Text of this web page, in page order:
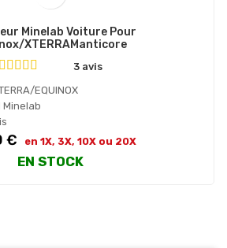
Minelab Voiture Pour
XTERRAManticore
3 avis
EQUINOX
€ en 1X, 3X, 10X ou 20X
EN STOCK